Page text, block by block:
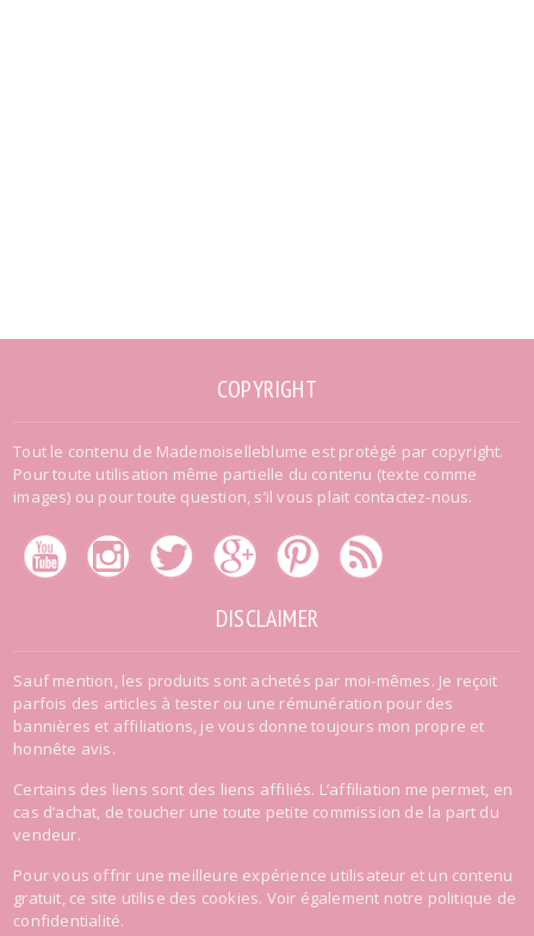
COPYRIGHT
Tout le contenu de Mademoiselleblume est protégé par copyright.
Pour toute utilisation même partielle du contenu (texte comme
images) ou pour toute question, s’il vous plait contactez-nous.
DISCLAIMER
Sauf mention, les produits sont achetés par moi-mêmes. Je reçoit
parfois des articles à tester ou une rémunération pour des
bannières et affiliations, je vous donne toujours mon propre et
honnête avis.
Certains des liens sont des liens affiliés. L’affiliation me permet, en
cas d’achat, de toucher une toute petite commission de la part du
vendeur.
Pour vous offrir une meilleure expérience utilisateur et un contenu
gratuit, ce site utilise des cookies. Voir également notre politique de
confidentialité.